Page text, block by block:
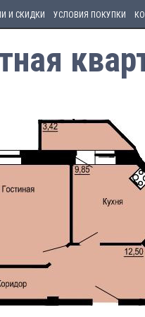
И СКИДКИ УСЛОВИЯ ПОКУПКИ